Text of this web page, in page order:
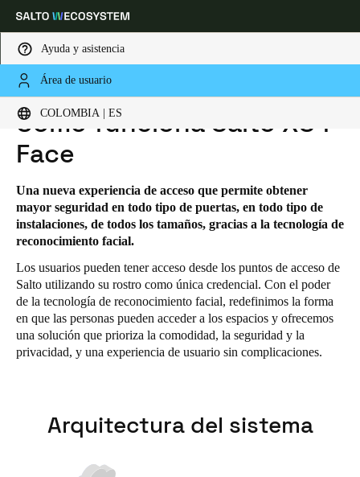
Ayuda y asistencia
Área de usuario
COLOMBIA | ES
Elija su ubicación y configuración de idioma
Global
Colombia|Español
Español
Colombia
Español
HOME SOLUCIONES
SALTO XS4 FACE: CÓMO FUNCIONA
Cómo funciona Salto XS4
Face
Una nueva experiencia de acceso que permite obtener
mayor seguridad en todo tipo de puertas, en todo tipo de
instalaciones, de todos los tamaños, gracias a la tecnología de
reconocimiento facial.
Los usuarios pueden tener acceso desde los puntos de acceso de
Salto utilizando su rostro como única credencial. Con el poder
de la tecnología de reconocimiento facial, redefinimos la forma
en que las personas pueden acceder a los espacios y ofrecemos
una solución que prioriza la comodidad, la seguridad y la
privacidad, y una experiencia de usuario sin complicaciones.
Arquitectura del sistema